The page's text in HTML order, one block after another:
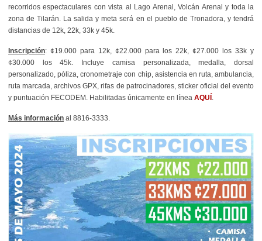
recorridos espectaculares con vista al Lago Arenal, Volcán Arenal y toda la
zona de Tilarán. La salida y meta será en el pueblo de Tronadora, y tendrá
distancias de 12k, 22k, 33k y 45k.
Inscripción: ¢19.000 para 12k, ¢22.000 para los 22k, ¢27.000 los 33k y
¢30.000 los 45k. Incluye camisa personalizada, medalla, dorsal
personalizado, póliza, cronometraje con chip, asistencia en ruta, ambulancia,
ruta marcada, archivos GPX, rifas de patrocinadores, sticker oficial del evento
y puntuación FECODEM. Habilitadas únicamente en línea AQUÍ
Más información al 8816-3333.